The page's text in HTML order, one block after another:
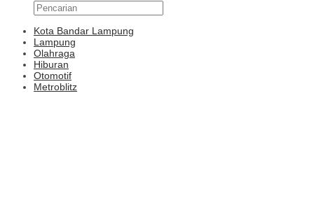
Kota Bandar Lampung
Lampung
Olahraga
Hiburan
Otomotif
Metroblitz